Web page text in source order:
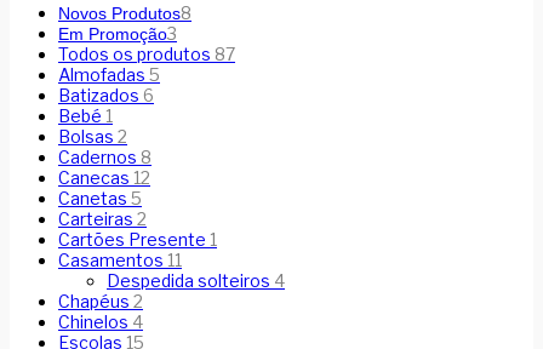
Novos Produtos8
Em Promoção3
Todos os produtos 87
Almofadas 5
Batizados 6
Bebé 1
Bolsas 2
Cadernos 8
Canecas 12
Canetas 5
Carteiras 2
Cartões Presente 1
Casamentos 11
Despedida solteiros 4
Chapéus 2
Chinelos 4
Escolas 15